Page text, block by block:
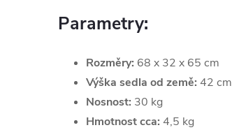
Parametry:
Rozměry: 68 x 32 x 65 cm
Výška sedla od země: 42 cm
Nosnost: 30 kg
Hmotnost cca: 4,5 kg